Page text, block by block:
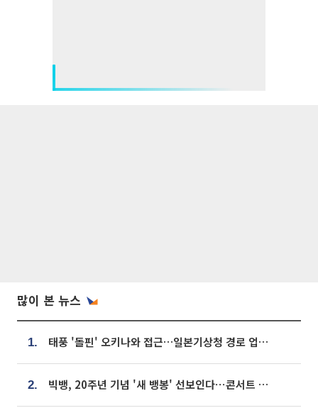
많이 본 뉴스
1. 태풍 '돌핀' 오키나와 접근…일본기상청 경로 업데이트
2. 빅뱅, 20주년 기념 '새 뱅봉' 선보인다⋯콘서트 앞두고 팝업 개최